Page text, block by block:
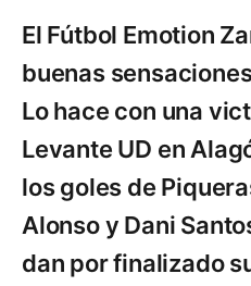
El Fútbol Emotion
buenas
Lo hace con una
Levante UD en
los goles de
Alonso y Dani
dan por finalizado